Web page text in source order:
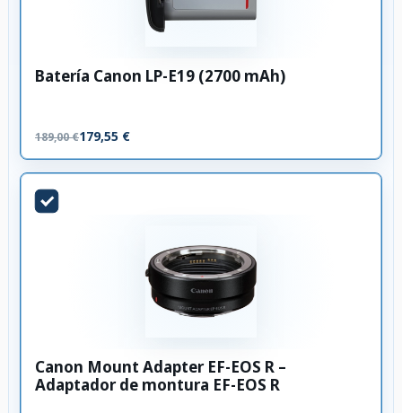
Batería Canon LP-E19 (2700 mAh)
189,00 €179,55 €
Canon Mount Adapter EF-EOS R –
Adaptador de montura EF-EOS R